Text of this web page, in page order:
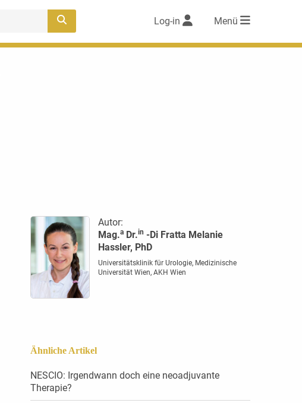
Log-in Menü
Autor:
Mag.aDr.in -Di Fratta Melanie
Hassler, PhD
Universitätsklinik für Urologie, Medizinische
Universität Wien, AKH Wien
Ähnliche Artikel
NESCIO: Irgendwann doch eine neoadjuvante
Therapie?